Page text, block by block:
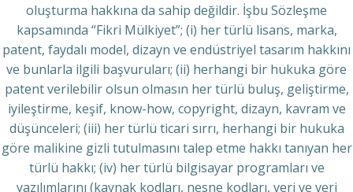
oluşturma hakkına da sahip değildir. İşbu Sözleşme
kapsamında “Fikri Mülkiyet”; (i) her türlü lisans, marka,
patent, faydalı model, dizayn ve endüstriyel tasarım hakkını
ve bunlarla ilgili başvuruları; (ii) herhangi bir hukuka göre
patent verilebilir olsun olmasın her türlü buluş, geliştirme,
iyileştirme, keşif, know-how, copyright, dizayn, kavram ve
düşünceleri; (iii) her türlü ticari sırrı, herhangi bir hukuka
göre malikine gizli tutulmasını talep etme hakkı tanıyan her
türlü hakkı; (iv) her türlü bilgisayar programları ve
yazılımlarını (kaynak kodları, nesne kodları, veri ve veri